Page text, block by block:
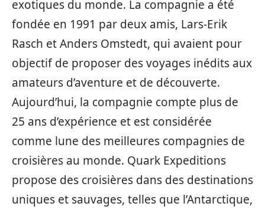
exotiques du monde. La compagnie a été
fondée en 1991 par deux amis, Lars-Erik
Rasch et Anders Omstedt, qui avaient pour
objectif de proposer des voyages inédits aux
amateurs d’aventure et de découverte.
Aujourd’hui, la compagnie compte plus de
25 ans d’expérience et est considérée
comme lune des meilleures compagnies de
croisières au monde. Quark Expeditions
propose des croisières dans des destinations
uniques et sauvages, telles que l’Antarctique,